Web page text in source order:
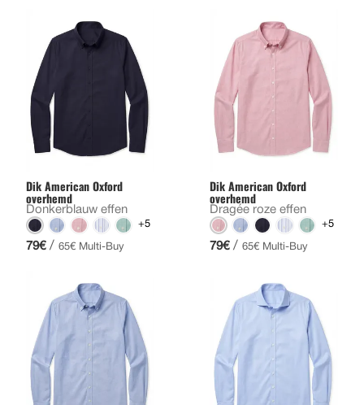
Dik American Oxford
overhemd
Donkerblauw effen
+5
79€ / 65€ Multi-Buy
Dik American Oxford
overhemd
Dragée roze effen
+5
79€ / 65€ Multi-Buy